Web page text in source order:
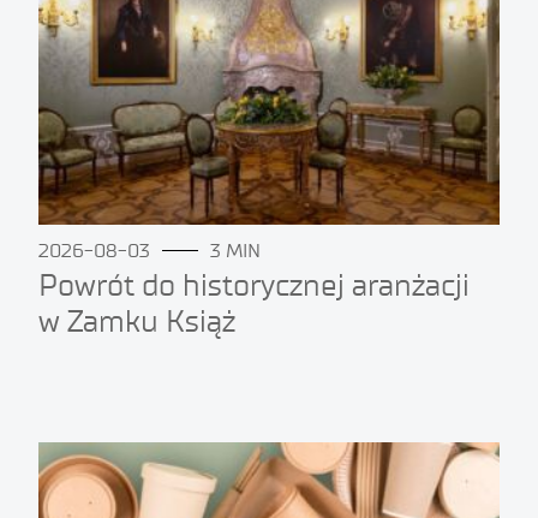
2026-08-03 3 MIN
Powrót do historycznej aranżacji
w Zamku Książ